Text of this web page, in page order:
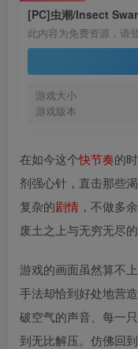
[PC]虫潮/Insect
此内容为免费资源，请
游戏大小
游戏版本
在如今这个快节奏的
剂强心针，直击那些
复杂的剧情 ，不做多
废土之上与无穷无尽
游戏的画面虽然算不
手法却恰到好处地营
破空气的声音、每一
到无比解压。仿佛回